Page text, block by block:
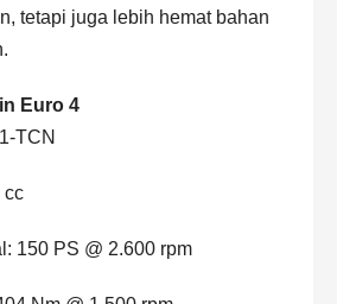
tetapi juga lebih hemat bahan
Euro 4
TCN
cc
150 PS @ 2.600 rpm